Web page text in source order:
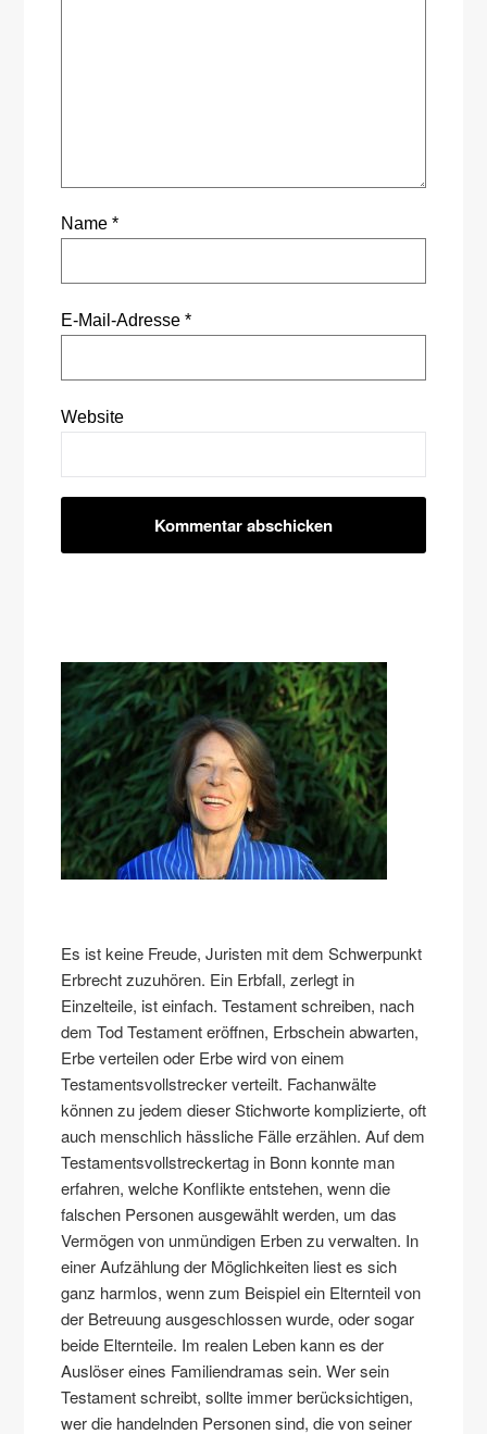
Name *
E-Mail-Adresse *
Website
Es ist keine Freude, Juristen mit dem Schwerpunkt
Erbrecht zuzuhören. Ein Erbfall, zerlegt in
Einzelteile, ist einfach. Testament schreiben, nach
dem Tod Testament eröffnen, Erbschein abwarten,
Erbe verteilen oder Erbe wird von einem
Testamentsvollstrecker verteilt. Fachanwälte
können zu jedem dieser Stichworte komplizierte, oft
auch menschlich hässliche Fälle erzählen. Auf dem
Testamentsvollstreckertag in Bonn konnte man
erfahren, welche Konflikte entstehen, wenn die
falschen Personen ausgewählt werden, um das
Vermögen von unmündigen Erben zu verwalten. In
einer Aufzählung der Möglichkeiten liest es sich
ganz harmlos, wenn zum Beispiel ein Elternteil von
der Betreuung ausgeschlossen wurde, oder sogar
beide Elternteile. Im realen Leben kann es der
Auslöser eines Familiendramas sein. Wer sein
Testament schreibt, sollte immer berücksichtigen,
wer die handelnden Personen sind, die von seiner